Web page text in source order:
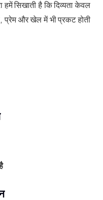
हमें सिखाती है कि दिव्यता केवल
प्रेम और खेल में भी प्रकट होती